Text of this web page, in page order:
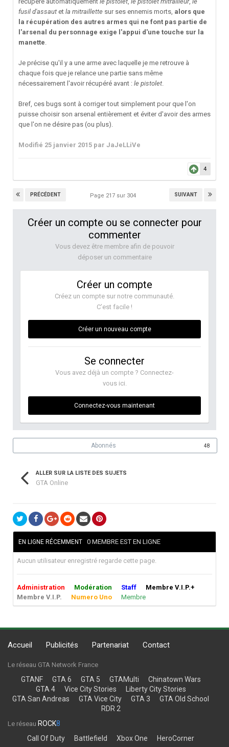
fusil d'assaut et la mitraillette sur ses ennemis morts, alors que
la récupération des autres armes qui ne font pas partie de
l'arsenal du personnage exige l'appui d'une touche sur la
manette.
Je précise qu'il y a une arme avec laquelle je me retrouve à
chaque fois que je relance une partie sans même
nécessairement l'avoir récupéré avant : le pistolet.
Bref, ces bugs sont à corriger tout simplement pour que l'on
puisse choisir son arsenal entièrement et éviter d'avoir des armes
que l'on ne désire pas (ou plus).
Modifié 25 janvier 2015 par JaJeLLiVe
4
PRÉCÉDENT SUIVANT
Page 217 sur 304
Créer un compte ou se connecter pour
commenter
Vous devez être membre afin de pouvoir
déposer un commentaire
Créer un compte
Créez un compte sur notre communauté.
C’est facile !
Créer un nouveau compte
Se connecter
Vous avez déjà un compte ? Connectez-
vous ici.
Connectez-vous maintenant
Abonnés 48
ALLER SUR LA LISTE DES SUJETS
GTA Online
EN LIGNE RÉCEMMENT 0 MEMBRE EST EN LIGNE
Aucun utilisateur enregistré regarde cette page.
Administration Modération Staff
Membre V.I.P.+
Membre V.I.P.
Numero Uno Membre
Accueil Publicités Partenariat Contact
Le réseau GTA Network France
GTANF GTA 6 GTA 5 GTAMulti
Chinatown Wars
GTA 4
Vice City Stories
Liberty City Stories
GTA San Andreas
GTA Vice City GTA 3
GTA Old School
RDR 2
Le réseau ROCK8
Call Of Duty
Battlefield Xbox One HeroCorner